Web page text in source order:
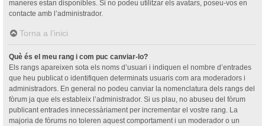
maneres estan disponibles. Si no podeu utilitzar els avatars, poseu-vos en
contacte amb l’administrador.
Torna a l’inici
Què és el meu rang i com puc canviar-lo?
Els rangs apareixen sota els noms d’usuari i indiquen el nombre d’entrades
que heu publicat o identifiquen determinats usuaris com ara moderadors i
administradors. En general no podeu canviar la nomenclatura dels rangs del
fòrum ja que els estableix l’administrador. Si us plau, no abuseu del fòrum
publicant entrades innecessàriament per incrementar el vostre rang. La
majoria de fòrums no toleren aquest comportament i un moderador o un